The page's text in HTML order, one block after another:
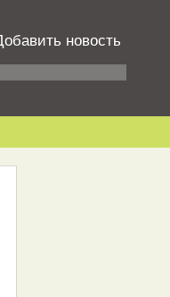
новость